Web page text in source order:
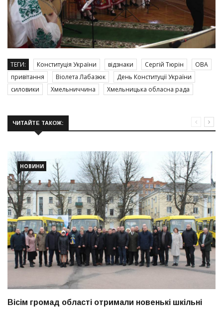
ТЕГИ: Конституція України відзнаки Сергій Тюрін
ОВА
привітання
Віолета Лабазюк
День Конституції України
силовики
Хмельниччина Хмельницька обласна рада
ЧИТАЙТЕ ТАКОЖ:
НОВИНИ
Вісім громад області отримали новенькі шкільні